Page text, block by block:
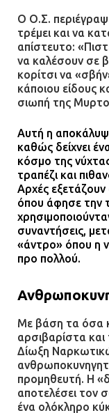
Ο Ο.Σ.
τρέμει και να
απίστευτο:
να καλέσουν σε
κορίτσι να
κάποιου είδους
σιωπή της
Αυτή η
καθώς δείχνει
κόσμο της
τραπέζι και
Αρχές
όπου άφησε την
συναντήσεις,
«άντρο» όπου η
προ πολλού.
Με βάση τα όσα
αρσιβαρίστα
Δίωξη
προμηθευτή. Η
αποτελέσει τον
ένα ολόκληρο